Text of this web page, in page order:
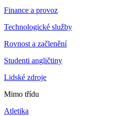
Finance a provoz
Technologické služby
Rovnost a začlenění
Studenti angličtiny
Lidské zdroje
Mimo třídu
Atletika